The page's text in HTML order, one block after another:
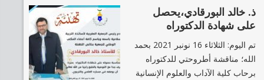
ذ. خالد البورقادي،يحصل
على شهادة الدكتوراه
تم اليوم: الثلاثاء 16 نونبر 2021 بحمد
الله؛ مناقشة أطروحتي للدكتوراه
برحاب كلية الآداب والعلوم الإنسانية